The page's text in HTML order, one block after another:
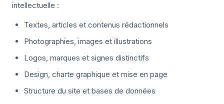
intellectuelle :
Textes, articles et contenus rédactionnels
Photographies, images et illustrations
Logos, marques et signes distinctifs
Design, charte graphique et mise en page
Structure du site et bases de données